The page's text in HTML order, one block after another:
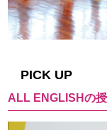
PICK UP
ALL ENGLISHの授